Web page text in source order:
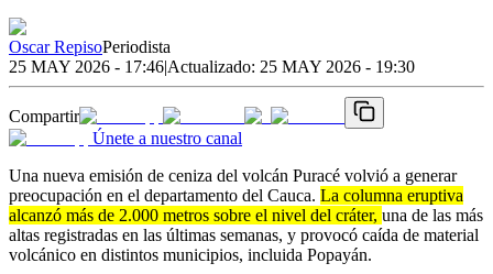
Oscar RepisoPeriodista
25 MAY 2026 - 17:46|Actualizado: 25 MAY 2026 - 19:30
Compartir
Únete a nuestro canal
Una nueva emisión de ceniza del volcán Puracé volvió a generar
preocupación en el departamento del Cauca. La columna eruptiva
alcanzó más de 2.000 metros sobre el nivel del cráter, una de las más
altas registradas en las últimas semanas, y provocó caída de material
volcánico en distintos municipios, incluida Popayán.